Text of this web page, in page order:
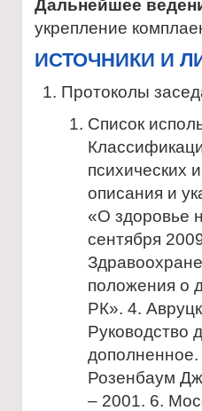
Дальнейшее
укрепление
ИСТОЧНИКИ И
Протоколы
Список
психических
описания и
«О здоровье
сентября
положения о
РК». 4.
Руководство
Розенбаум
– 2001. 6.